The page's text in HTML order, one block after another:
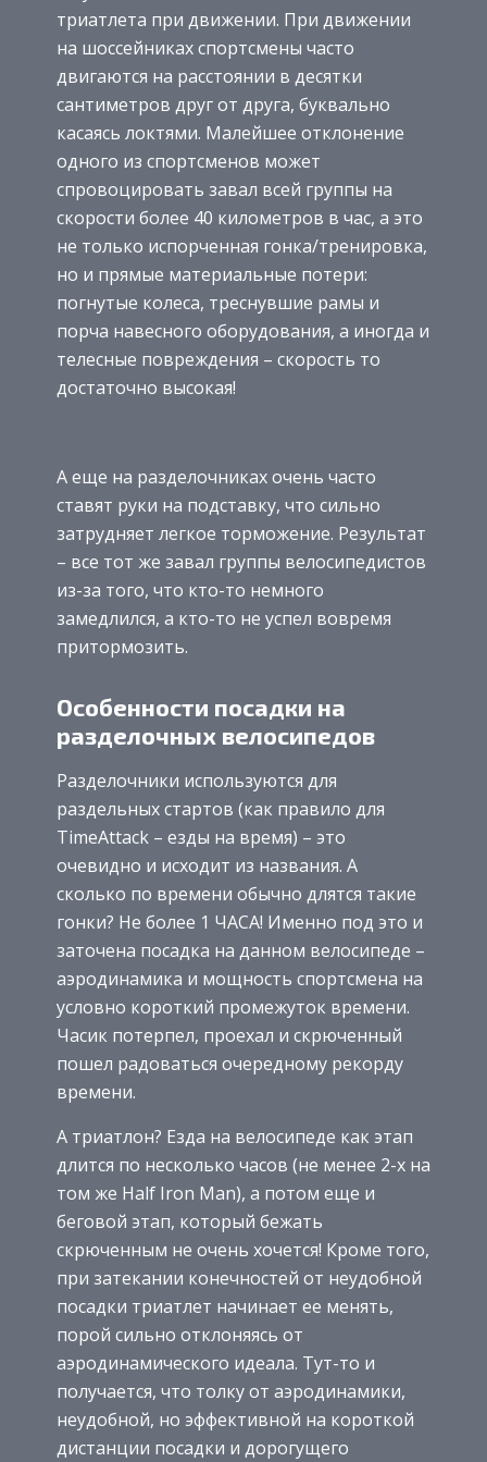
триатлета при движении. При движении
на шоссейниках спортсмены часто
двигаются на расстоянии в десятки
сантиметров друг от друга, буквально
касаясь локтями. Малейшее отклонение
одного из спортсменов может
спровоцировать завал всей группы на
скорости более 40 километров в час, а это
не только испорченная гонка/тренировка,
но и прямые материальные потери:
погнутые колеса, треснувшие рамы и
порча навесного оборудования, а иногда и
телесные повреждения – скорость то
достаточно высокая!
А еще на разделочниках очень часто
ставят руки на подставку, что сильно
затрудняет легкое торможение. Результат
– все тот же завал группы велосипедистов
из-за того, что кто-то немного
замедлился, а кто-то не успел вовремя
притормозить.
Особенности посадки на
разделочных велосипедов
Разделочники используются для
раздельных стартов (как правило для
TimeAttack – езды на время) – это
очевидно и исходит из названия. А
сколько по времени обычно длятся такие
гонки? Не более 1 ЧАСА! Именно под это и
заточена посадка на данном велосипеде –
аэродинамика и мощность спортсмена на
условно короткий промежуток времени.
Часик потерпел, проехал и скрюченный
пошел радоваться очередному рекорду
времени.
А триатлон? Езда на велосипеде как этап
длится по несколько часов (не менее 2-х на
том же Half Iron Man), а потом еще и
беговой этап, который бежать
скрюченным не очень хочется! Кроме того,
при затекании конечностей от неудобной
посадки триатлет начинает ее менять,
порой сильно отклоняясь от
аэродинамического идеала. Тут-то и
получается, что толку от аэродинамики,
неудобной, но эффективной на короткой
дистанции посадки и дорогущего